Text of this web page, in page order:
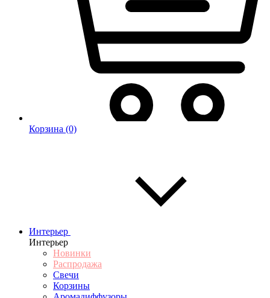
Корзина (0)
Интерьер
Интерьер
Новинки
Распродажа
Свечи
Корзины